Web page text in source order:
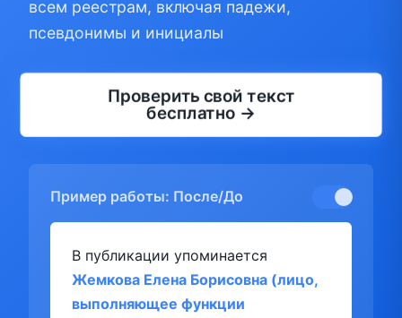
всем реестрам, включая падежи,
псевдонимы и инициалы
Проверить свой текст
бесплатно →
Пример работы: После/До
В публикации упоминается
Жемкова Елена Борисовна (лицо,
выполняющее функции